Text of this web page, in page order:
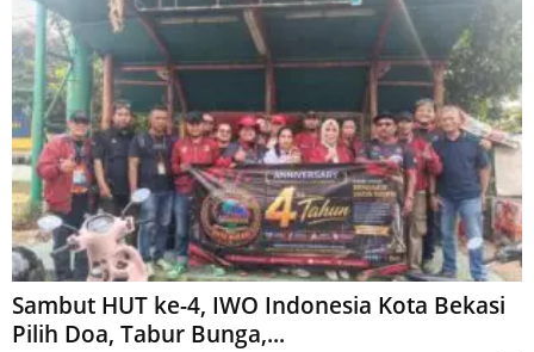
Sambut HUT ke-4, IWO Indonesia Kota Bekasi
Pilih Doa, Tabur Bunga,...